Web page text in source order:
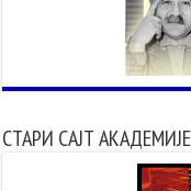
СТАРИ САЈТ АКАДЕМИЈЕ